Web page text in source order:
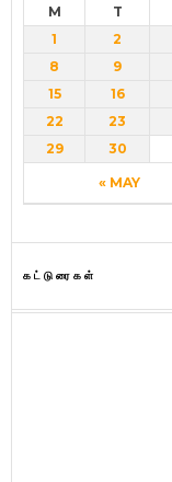
M T
« MAY
1 2
8
9
15
16
22
23
29
30
கட்டுரைகள்